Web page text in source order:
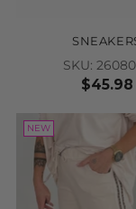
SKU:
$45.98
NEW